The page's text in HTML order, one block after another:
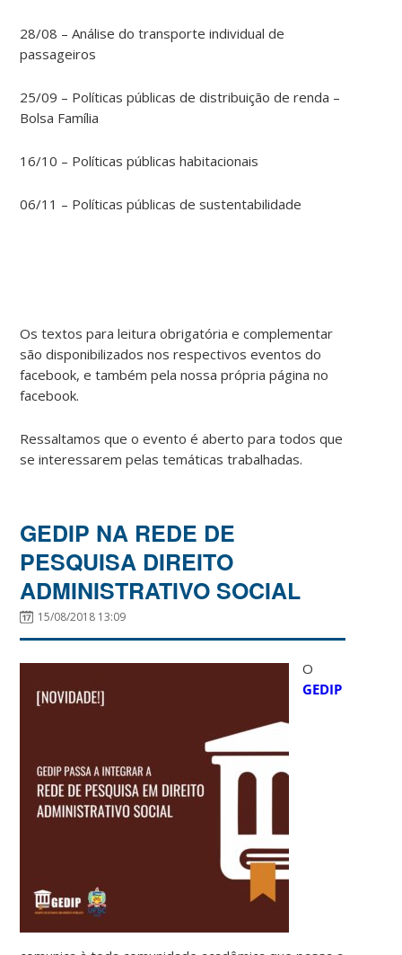
28/08 – Análise do transporte individual de
passageiros
25/09 – Políticas públicas de distribuição de renda –
Bolsa Família
16/10 – Políticas públicas habitacionais
06/11 – Políticas públicas de sustentabilidade
Os textos para leitura obrigatória e complementar
são disponibilizados nos respectivos eventos do
facebook, e também pela nossa própria página no
facebook.
Ressaltamos que o evento é aberto para todos que
se interessarem pelas temáticas trabalhadas.
GEDIP NA REDE DE
PESQUISA DIREITO
ADMINISTRATIVO SOCIAL
15/08/2018 13:09
O
GEDIP